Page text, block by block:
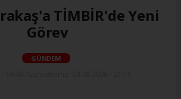
TİMBİR'de Yeni
Görev
GÜNDEM